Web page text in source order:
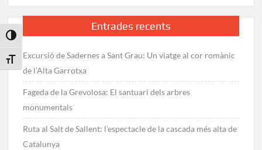
Toggle High Contrast
Toggle Font size
Entrades recents
Excursió de Sadernes a Sant Grau: Un viatge al cor romànic
de l’Alta Garrotxa
Fageda de la Grevolosa: El santuari dels arbres
monumentals
Ruta al Salt de Sallent: l’espectacle de la cascada més alta de
Catalunya